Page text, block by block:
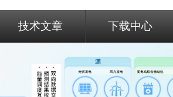
技术文章 下载中心